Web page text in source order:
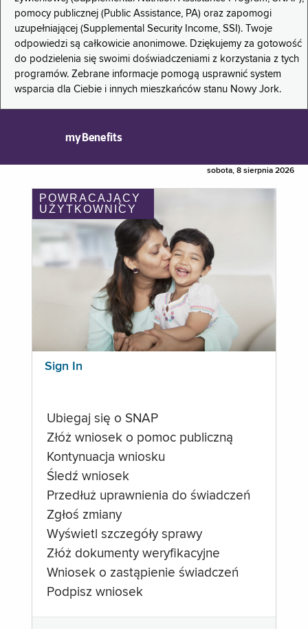
pomocy publicznej (Public Assistance, PA) oraz zapomogi
uzupełniającej (Supplemental Security Income, SSI). Twoje
odpowiedzi są całkowicie anonimowe. Dziękujemy za gotowość
do podzielenia się swoimi doświadczeniami z korzystania z tych
programów. Zebrane informacje pomogą usprawnić system
wsparcia dla Ciebie i innych mieszkańców stanu Nowy Jork.
myBenefits
sobota, 8 sierpnia 2026
POWRACAJĄCY
UŻYTKOWNICY
Sign In
Ubiegaj się o SNAP
Złóż wniosek o pomoc publiczną
Kontynuacja wniosku
Śledź wniosek
Przedłuż uprawnienia do świadczeń
Zgłoś zmiany
Wyświetl szczegóły sprawy
Złóż dokumenty weryfikacyjne
Wniosek o zastąpienie świadczeń
Podpisz wniosek